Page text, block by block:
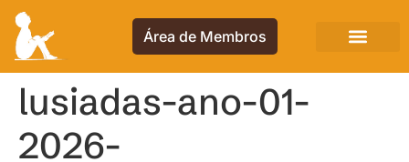
Área de Membros
lusiadas-ano-01-
2026-